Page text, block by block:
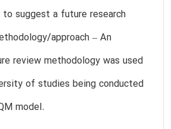
suggest a future research
approach – An
review methodology was used
of studies being conducted
model.